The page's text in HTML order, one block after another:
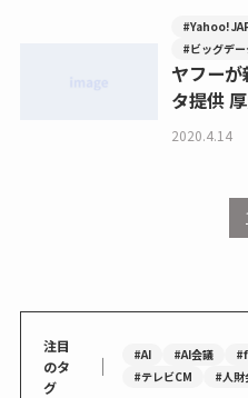
#Yahoo!
#ビッグデー
ヤフー
タ提供
2020.4.14
注目
のタ
グ
｜ #AI #AI会議
#テレビCM
#人財